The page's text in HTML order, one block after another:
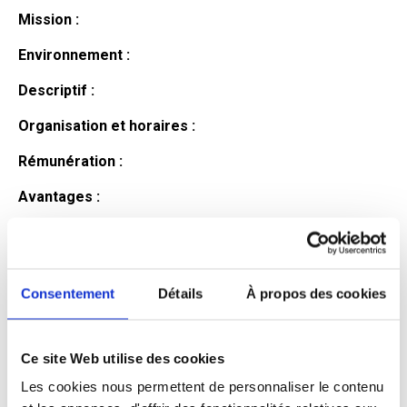
Consentement Détails À propos des cookies
Ce site Web utilise des cookies
Les cookies nous permettent de personnaliser le contenu
Mission :
Environnement :
Descriptif :
Organisation et horaires :
Rémunération :
Avantages :
candidat
Qualifications et diplômes :
Profil recherché :